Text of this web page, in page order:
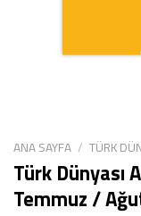
ANA SAYFA / TÜRK
Türk Dünyası
Temmuz /